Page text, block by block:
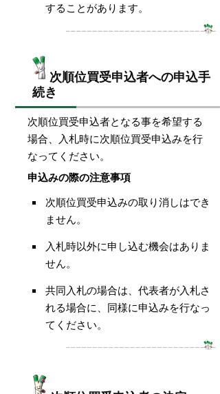
することがあります。
次順位買受申込者への申込手
続き
次順位買受申込者となる事を希望する
場合、入札時に次順位買受申込みを行
なってください。
申込みの際の注意事項
次順位買受申込みの取り消しはでき
ません。
入札時以外に申し込む機会はありま
せん。
共同入札の場合は、代表者が入札さ
れる場合に、同様に申込みを行なっ
てください。